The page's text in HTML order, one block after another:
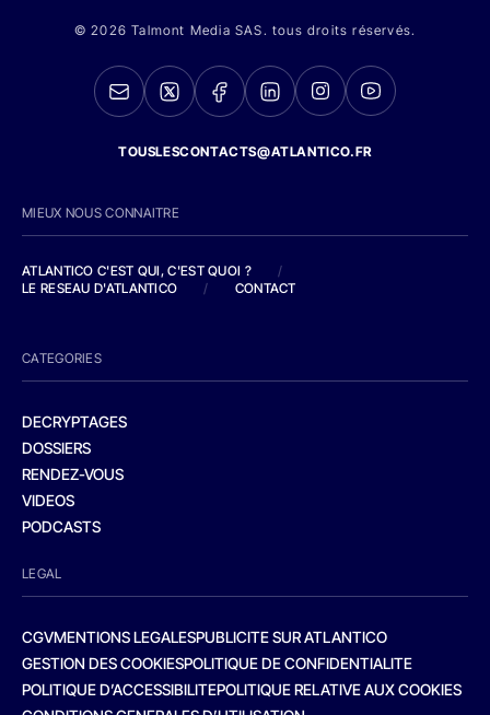
© 2026 Talmont Media SAS. tous droits réservés.
TOUSLESCONTACTS@ATLANTICO.FR
MIEUX NOUS CONNAITRE
ATLANTICO C'EST QUI, C'EST QUOI ?
/
LE RESEAU D'ATLANTICO
/ CONTACT
CATEGORIES
DECRYPTAGES
DOSSIERS
RENDEZ-VOUS
VIDEOS
PODCASTS
LEGAL
CGVMENTIONS LEGALESPUBLICITE SUR ATLANTICO
GESTION DES COOKIESPOLITIQUE DE CONFIDENTIALITE
POLITIQUE D’ACCESSIBILITEPOLITIQUE RELATIVE AUX COOKIES